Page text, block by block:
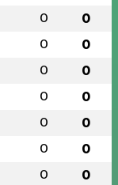
0 0
0 0
0 0
0 0
0 0
0 0
0 0